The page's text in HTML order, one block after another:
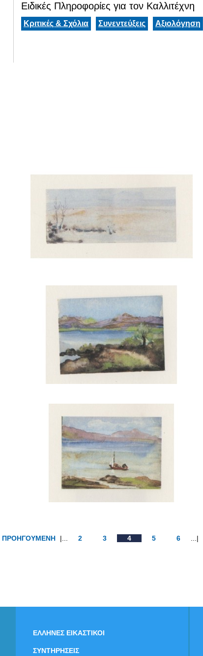
Ειδικές Πληροφορίες για τον Καλλιτέχνη
Κριτικές & Σχόλια Συνεντεύξεις Αξιολόγηση
ΠΡΟΗΓΟΥΜΕΝΗ |... 2 3 4 5 6 ...|
ΕΛΛΗΝΕΣ ΕΙΚΑΣΤΙΚΟΙ
ΣΥΝΤΗΡΗΣΕΙΣ